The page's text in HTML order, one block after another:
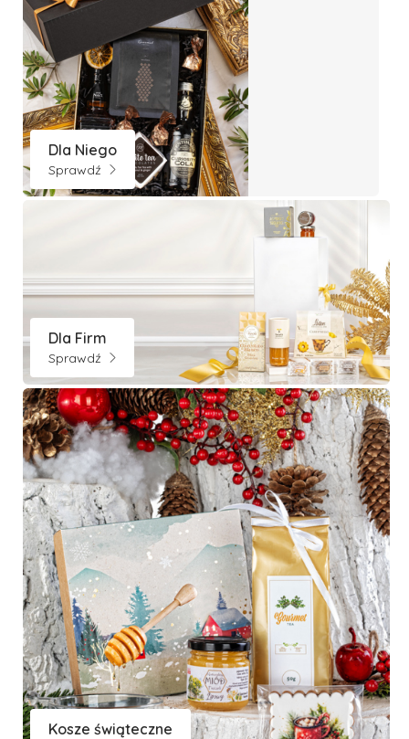
Dla Niego
Sprawdź
Dla Firm
Sprawdź
Kosze świąteczne